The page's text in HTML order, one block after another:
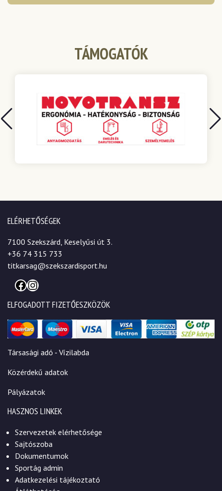
TÁMOGATÓK
ELÉRHETŐSÉGEK
7100 Szekszárd, Keselyűsi út 3.
+36 74 315 733
titkarsag@szekszardisport.hu
Facebook
Instagram
ELFOGADOTT FIZETŐESZKÖZÖK
Társasági adó - Vízilabda
Közérdekű adatok
Pályázatok
HASZNOS LINKEK
Szervezetek elérhetősége
Sajtószoba
Dokumentumok
Sportág admin
Adatkezelési tájékoztató